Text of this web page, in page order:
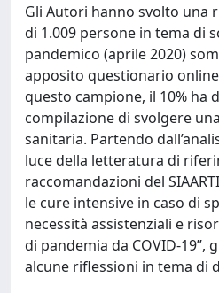
Gli Autori hanno svolto una
di 1.009 persone in tema di
pandemico (aprile 2020)
apposito questionario
questo campione, il 10% ha
compilazione di svolgere
sanitaria. Partendo
luce della letteratura di
raccomandazioni del
le cure intensive in caso di
necessità assistenziali e
di pandemia da COVID-
alcune riflessioni in tema di